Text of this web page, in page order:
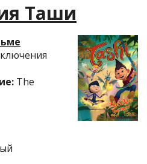
Таши
The